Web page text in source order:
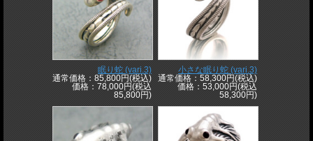
眠り蛇 (vari.3)
通常価格：85,800円(税込)
価格：78,000円(税込
85,800円)
小さな眠り蛇 (vari.3)
通常価格：58,300円(税込)
価格：53,000円(税込
58,300円)